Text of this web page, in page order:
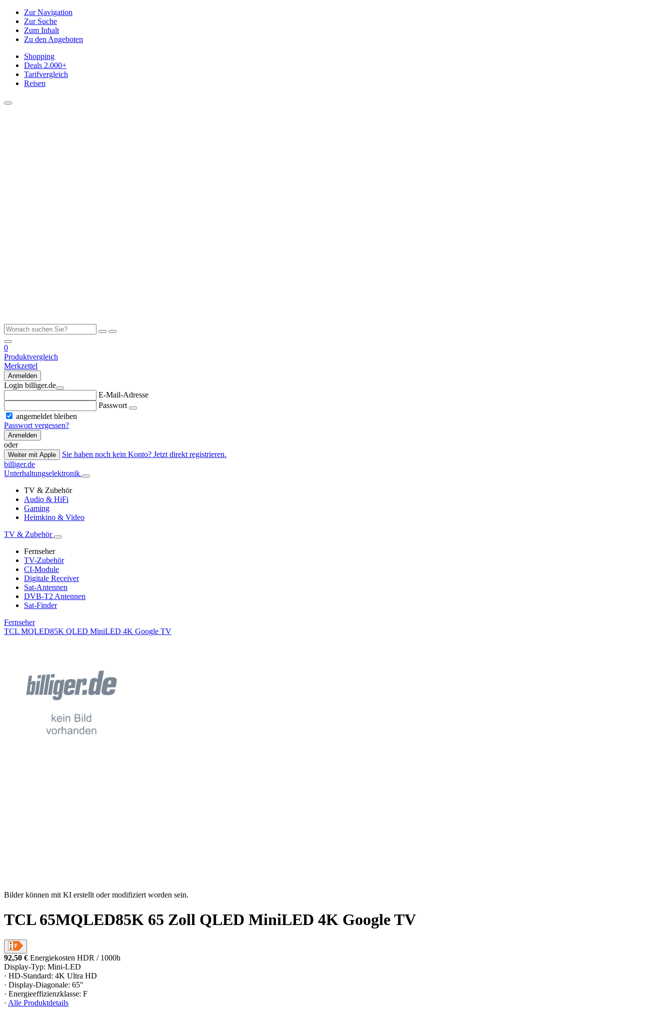
Zur Navigation
Zur Suche
Zum Inhalt
Zu den Angeboten
Shopping
Deals 2.000+
Tarifvergleich
Reisen
0
Produktvergleich
Merkzettel
Anmelden
Login billiger.de
E-Mail-Adresse
Passwort
angemeldet bleiben
Passwort vergessen?
Anmelden
oder
Weiter mit Apple
Sie haben noch kein Konto? Jetzt direkt registrieren.
billiger.de
Unterhaltungselektronik
TV & Zubehör
Audio & HiFi
Gaming
Heimkino & Video
TV & Zubehör
Fernseher
TV-Zubehör
CI-Module
Digitale Receiver
Sat-Antennen
DVB-T2 Antennen
Sat-Finder
Fernseher
TCL MQLED85K QLED MiniLED 4K Google TV
Bilder können mit KI erstellt oder modifiziert worden sein.
TCL 65MQLED85K 65 Zoll QLED MiniLED 4K Google TV
92,50 € Energiekosten HDR / 1000h
Display-Typ: Mini-LED
· HD-Standard: 4K Ultra HD
· Display-Diagonale: 65"
· Energieeffizienzklasse: F
· Alle Produktdetails